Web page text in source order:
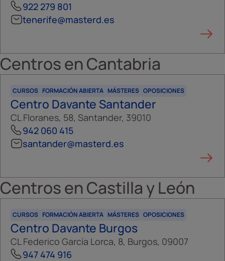
922 279 801
tenerife@masterd.es
Centros enCantabria
CURSOS FORMACIÓN ABIERTA MÁSTERES OPOSICIONES
Centro Davante Santander
CL Floranes, 58, Santander, 39010
942 060 415
santander@masterd.es
Centros enCastilla y León
CURSOS FORMACIÓN ABIERTA MÁSTERES OPOSICIONES
Centro Davante Burgos
CL Federico García Lorca, 8, Burgos, 09007
947 474 916